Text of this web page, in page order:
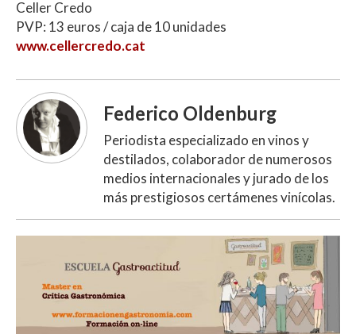
Celler Credo
PVP: 13 euros / caja de 10 unidades
www.cellercredo.cat
Federico Oldenburg
Periodista especializado en vinos y
destilados, colaborador de numerosos
medios internacionales y jurado de los
más prestigiosos certámenes vinícolas.